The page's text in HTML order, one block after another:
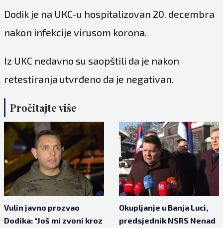
Dodik je na UКC-u hospitalizovan 20. decembra
nakon infekcije virusom korona.
Iz UKC nedavno su saopštili da je nakon
retestiranja utvrđeno da je negativan.
Pročitajte više
Vulin javno prozvao
Dodika: “Još mi zvoni kroz
Okupljanje u Banja Luci,
predsjednik NSRS Nenad